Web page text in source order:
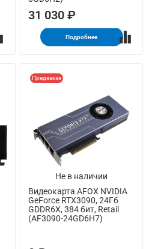
31 030 ₽
Подробнее
Не в наличии
Предзаказ
Видеокарта AFOX NVIDIA
GeForce RTX3090, 24Гб
GDDR6X, 384 бит, Retail
(AF3090-24GD6H7)